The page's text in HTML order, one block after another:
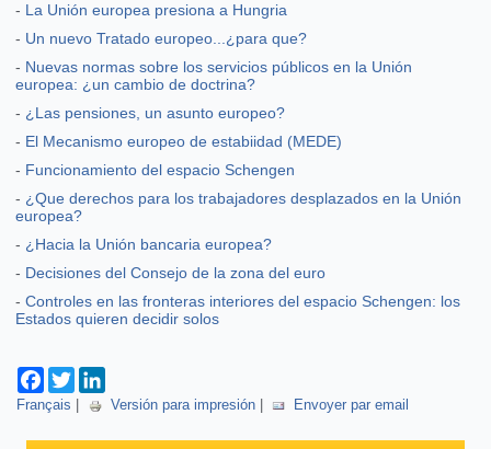
- La Unión europea presiona a Hungria
- Un nuevo Tratado europeo...¿para que?
- Nuevas normas sobre los servicios públicos en la Unión
europea: ¿un cambio de doctrina?
- ¿Las pensiones, un asunto europeo?
- El Mecanismo europeo de estabiidad (MEDE)
- Funcionamiento del espacio Schengen
- ¿Que derechos para los trabajadores desplazados en la Unión
europea?
- ¿Hacia la Unión bancaria europea?
- Decisiones del Consejo de la zona del euro
- Controles en las fronteras interiores del espacio Schengen: los
Estados quieren decidir solos
Facebook
Twitter
Français Versión para impresión| Envoyer par email